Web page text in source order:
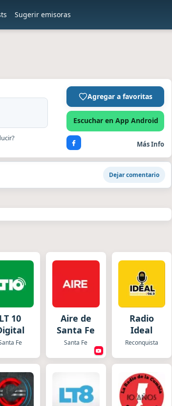
Sugerir emisoras
Agregar a favoritas
Escuchar en App Android
Más Info
Dejar comentario
LT 10
Fe
Aire de
Santa Fe
Santa Fe
Radio
Ideal
Reconquista